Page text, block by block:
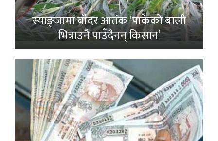
स्याङ्जामा बाँदर आतंक ‘पाकेको बाली
भित्राउनै पाउँदैनन् किसान’